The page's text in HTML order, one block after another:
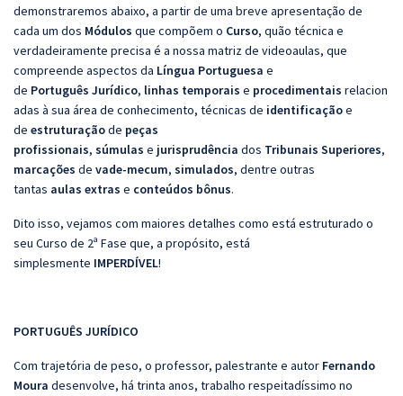
demonstraremos abaixo, a partir de uma breve apresentação de
cada um dos Módulos que compõem o Curso, quão técnica e
verdadeiramente precisa é a nossa matriz de videoaulas, que
compreende aspectos da Língua Portuguesa e
de Português Jurídico, linhas temporais e procedimentais relacion
adas à sua área de conhecimento, técnicas de identificaçãoe
de estruturaçãode peças
profissionais, súmulas e jurisprudência dos Tribunais Superiores,
marcações de vade-mecum, simulados, dentre outras
tantas aulas extras e conteúdos bônus.
Dito isso, vejamos com maiores detalhes como está estruturado o
seu Curso de 2ª Fase que, a propósito, está
simplesmente IMPERDÍVEL!
PORTUGUÊS JURÍDICO
Com trajetória de peso, o professor, palestrante e autor Fernando
Moura desenvolve, há trinta anos, trabalho respeitadíssimo no